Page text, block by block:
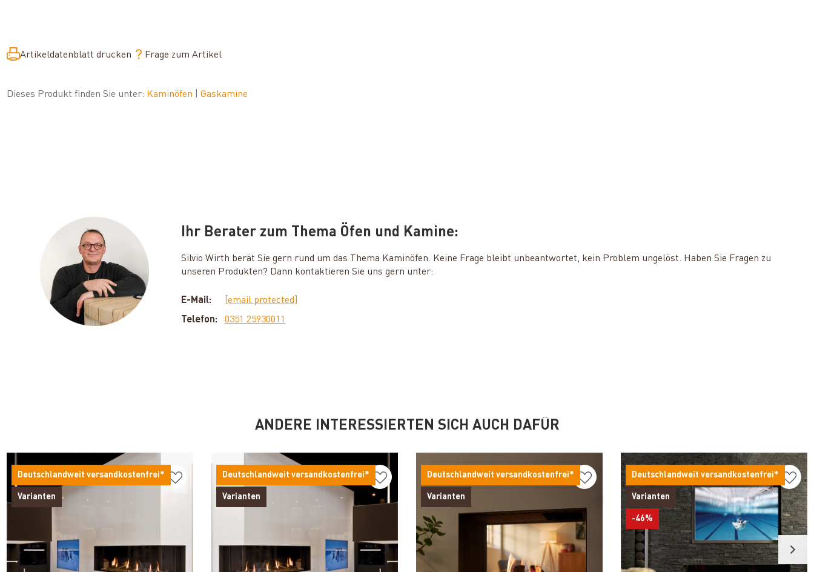
Artikeldatenblatt drucken Frage zum Artikel
Dieses Produkt finden Sie unter: Kaminöfen |Gaskamine
Ihr Berater zum Thema Öfen und Kamine:
Silvio Wirth berät Sie gern rund um das Thema Kaminöfen. Keine Frage bleibt unbeantwortet, kein Problem ungelöst. Haben Sie Fragen zu
unseren Produkten? Dann kontaktieren Sie uns gern unter:
E-Mail:
[email protected]
Telefon:
0351 25930011
ANDERE INTERESSIERTEN SICH AUCH DAFÜR
Deutschlandweit versandkostenfrei*
Varianten
Deutschlandweit versandkostenfrei*
Varianten
Deutschlandweit versandkostenfrei*
Varianten
Deutschlandweit versandkostenfrei*
Varianten
-46%